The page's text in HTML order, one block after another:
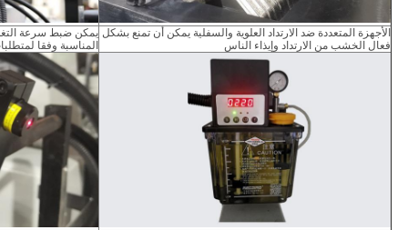
الأجهزة المتعددة ضد الارتداد العلوية والسفلية يمكن أن تمنع بشكل
فعال الخشب من الارتداد وإيذاء الناس
يمكن ضبط سرعة
المناسبة وفقا